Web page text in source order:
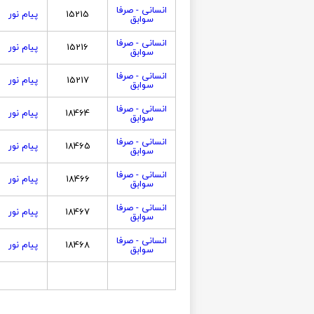
انسانی - صرفا
سوابق 15215
پیام نور
انسانی - صرفا
سوابق 15216
پیام نور
انسانی - صرفا
سوابق 15217
پیام نور
انسانی - صرفا
سوابق 18464
پیام نور
انسانی - صرفا
سوابق 18465
پیام نور
انسانی - صرفا
سوابق 18466
پیام نور
انسانی - صرفا
سوابق 18467
پیام نور
انسانی - صرفا
سوابق 18468 پیام نور